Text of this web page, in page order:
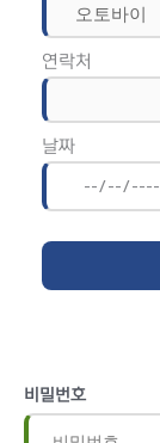
연락처
날짜
비밀번호